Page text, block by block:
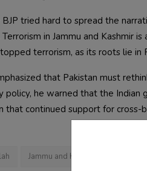
BJP tried hard to spread the
in Jammu and Kashmir
terrorism, as its roots lie in
that Pakistan must
policy, he warned that the
that continued support for
Jammu and Kashmir